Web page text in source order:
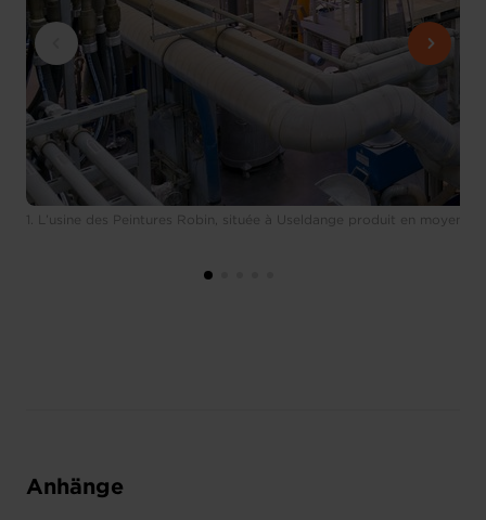
1. L’usine des Peintures Robin, située à Useldange produit en
Anhänge